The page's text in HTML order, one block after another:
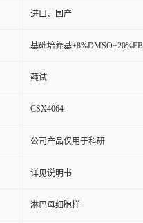
进口、国产
基础培养基
莼试
CSX4064
公司产品仅用于科研
详见说明书
淋巴母细胞样